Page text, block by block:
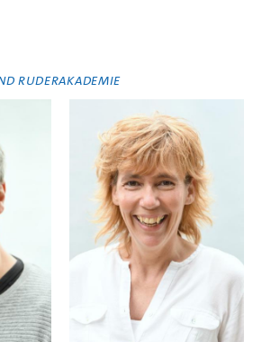
RUDERAKADEMIE